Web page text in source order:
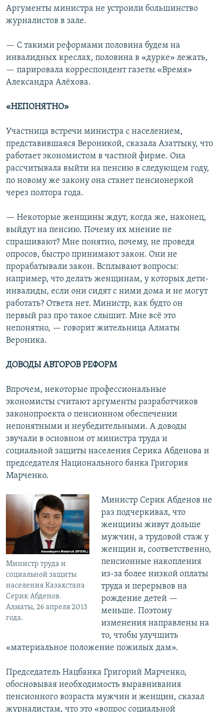
Аргументы министра не устроили большинство
журналистов в зале.
— С такими реформами половина будем на
инвалидных креслах, половина в «дурке» лежать,
— парировала корреспондент газеты «Время»
Александра Алёхова.
«НЕПОНЯТНО»
Участница встречи министра с населением,
представившаяся Вероникой, сказала Азаттыку, что
работает экономистом в частной фирме. Она
рассчитывала выйти на пенсию в следующем году,
по новому же закону она станет пенсионеркой
через полтора года.
— Некоторые женщины ждут, когда же, наконец,
выйдут на пенсию. Почему их мнение не
спрашивают? Мне понятно, почему, не проведя
опросов, быстро принимают закон. Они не
прорабатывали закон. Всплывают вопросы:
например, что делать женщинам, у которых дети-
инвалиды, если они сидят с ними дома и не могут
работать? Ответа нет. Министр, как будто он
первый раз про такое слышит. Мне всё это
непонятно, — говорит жительница Алматы
Вероника.
ДОВОДЫ АВТОРОВ РЕФОРМ
Впрочем, некоторые профессиональные
экономисты считают аргументы разработчиков
законопроекта о пенсионном обеспечении
непонятными и неубедительными. А доводы
звучали в основном от министра труда и
социальной защиты населения Серика Абденова и
председателя Национального банка Григория
Марченко.
Министр Серик
Министр труда и
социальной защиты
населения Казахстана
Серик Абденов.
Алматы, 26 апреля 2013
года.
Абденов не
раз подчеркивал, что
женщины живут дольше
мужчин, а трудовой стаж у
женщин и, соответственно,
пенсионные накопления
из-за более низкой оплаты
труда и перерывов на
рождение детей —
меньше. Поэтому
изменения направлены на
то, чтобы улучшить
«материальное положение пожилых дам».
Председатель Нацбанка Григорий Марченко,
обосновывая необходимость выравнивания
пенсионного возраста мужчин и женщин, сказал
журналистам, что это «вопрос социальной